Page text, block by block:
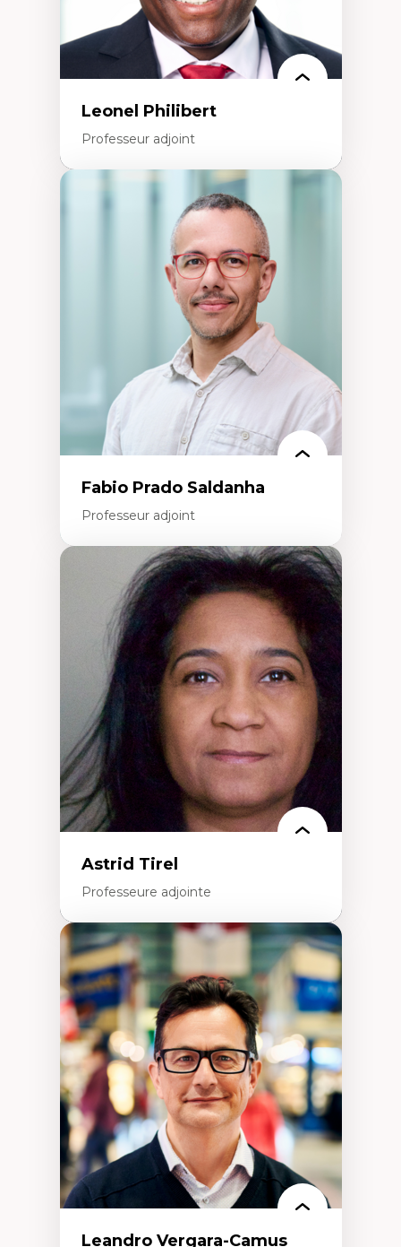
Leonel Philibert
Professeur adjoint
Santé mondiale
Femme en contexte de pauvreté
Participation citoyenne
Inégalités sociales santé
Santé de la reproduction
Développement durable
Fabio Prado Saldanha
Professeur adjoint
Expertises
Innovation sociale
Technologies sociales
Entrepreneuriat social et collectif
Approches critiques et décoloniales
Discours, récits et narratologie en
management
Transformation socioéconomique des
communautés marginalisées
Politiques d’inclusion et économie solidaire
Études organisationnelles critiques
Créativité et management culturel
Méthodologies qualitatives
Astrid Tirel
Professeure adjointe
Expertises
Art
Anti-discrimination
Décolonisation de l’enseignement, de la
recherche, des institutions administratives
et syndicales
Pluralisme épistémologique et
francophonie
Culture
Politiques culturelles
Vivre ensemble
Anti-racisme
Anti-sexisme
Pratiques non oppressives
Leandro Vergara-Camus